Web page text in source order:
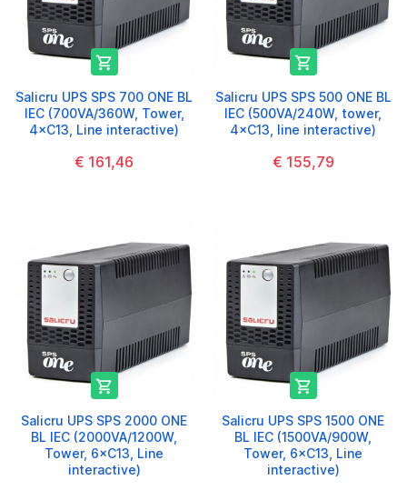

Salicru UPS SPS 700 ONE BL
IEC (700VA/360W, Tower,
4×C13, Line interactive)
€ 161,46

Salicru UPS SPS 500 ONE BL
IEC (500VA/240W, tower,
4×C13, line interactive)
€ 155,79

Salicru UPS SPS 2000 ONE
BL IEC (2000VA/1200W,
Tower, 6×C13, Line
interactive)

Salicru UPS SPS 1500 ONE
BL IEC (1500VA/900W,
Tower, 6×C13, Line
interactive)